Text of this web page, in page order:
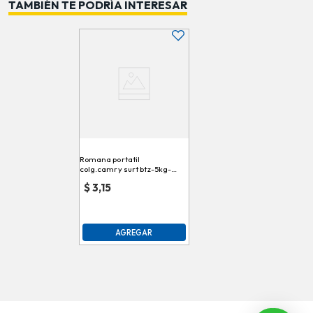
TAMBIÉN TE PODRÍA INTERESAR
Romana portatil
colg.camry surt btz-5kg-01
$3,15
AGREGAR